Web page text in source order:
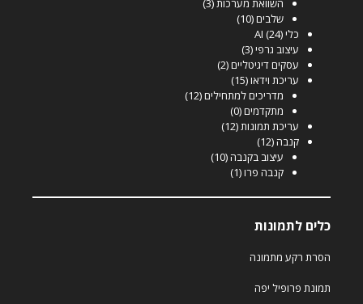
השוואת מערכות(3)
שלבים(10)
כלי AI(24)
עיצוב גרפי(3)
עסקים דיגיטליים(2)
עריכת וידאו(15)
מדריכים למתחילים(12)
מתקדמים(0)
עריכת תמונות(12)
קנבה(12)
עיצוב בקנבה(10)
קנבה פרו(1)
כלים לתמונות
הסרת רקע מתמונה
תמונת פרופיל יפה